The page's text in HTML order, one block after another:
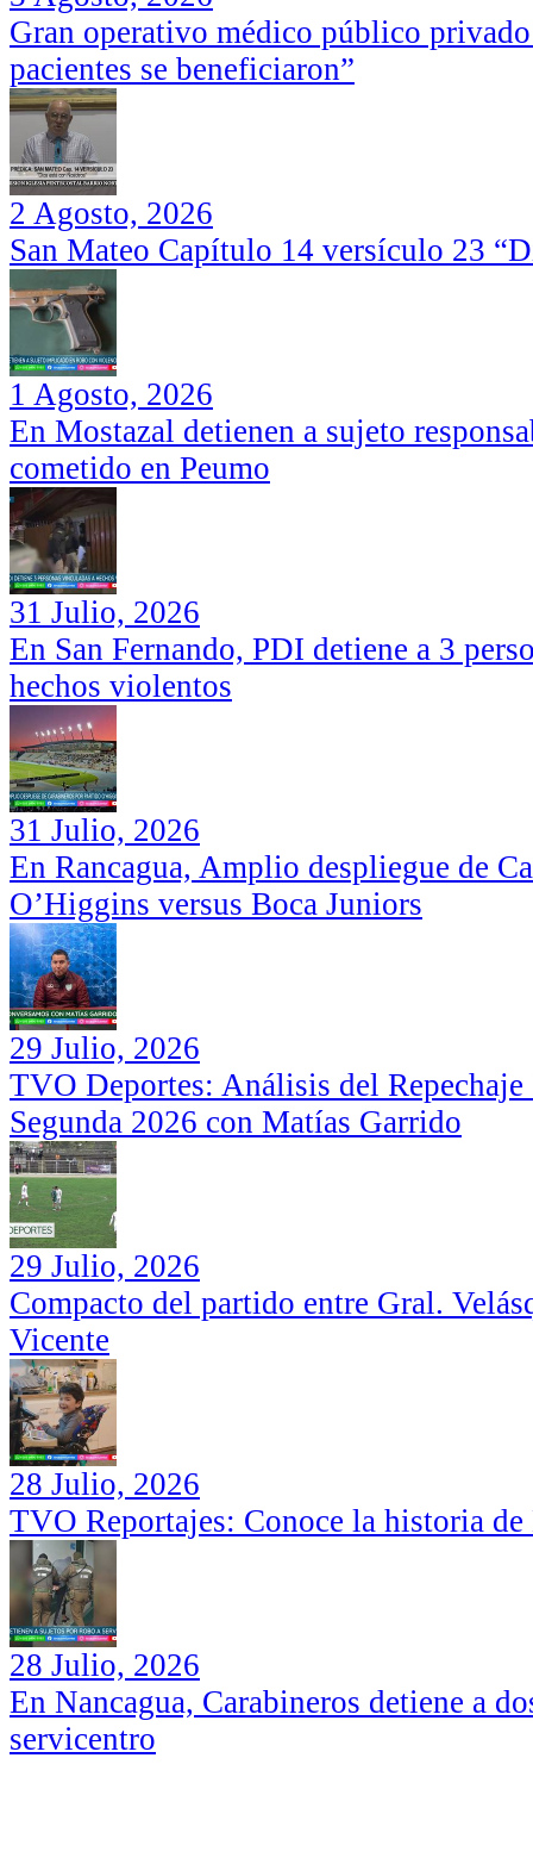
Gran operativo médico público
pacientes se beneficiaron”
2 Agosto, 2026
San Mateo Capítulo 14 versículo 23
1 Agosto, 2026
En Mostazal detienen a sujeto
cometido en Peumo
31 Julio, 2026
En San Fernando, PDI detiene a 3
hechos violentos
31 Julio, 2026
En Rancagua, Amplio despliegue de
O’Higgins versus Boca Juniors
29 Julio, 2026
TVO Deportes: Análisis del
Segunda 2026 con Matías Garrido
29 Julio, 2026
Compacto del partido entre Gral.
Vicente
28 Julio, 2026
TVO Reportajes: Conoce la historia
28 Julio, 2026
En Nancagua, Carabineros detiene a
servicentro